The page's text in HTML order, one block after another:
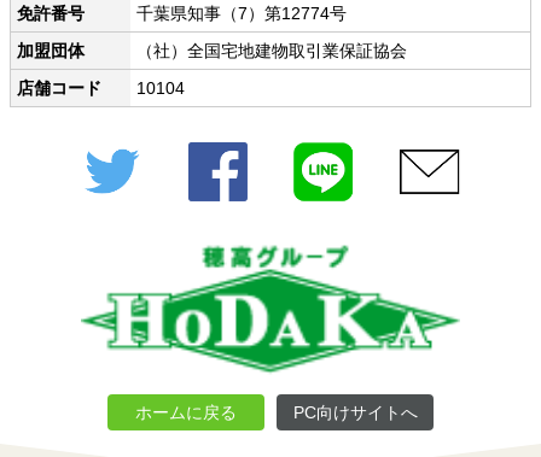
免許番号
千葉県知事（7）第12774号
加盟団体
（社）全国宅地建物取引業保証協会
店舗コード
10104
Twitter Facebook
ホームに戻る PC向けサイトへ